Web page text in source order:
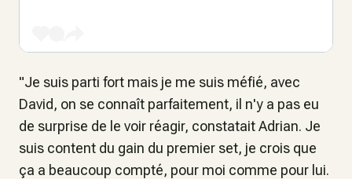
"Je suis parti fort mais je me suis méfié, avec
David, on se connaît parfaitement, il n'y a pas eu
de surprise de le voir réagir, constatait Adrian. Je
suis content du gain du premier set, je crois que
ça a beaucoup compté, pour moi comme pour lui.